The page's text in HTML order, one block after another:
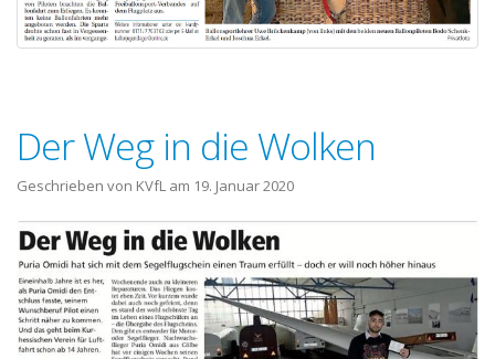
Der Weg in die Wolken
Geschrieben von KVfL am 19. Januar 2020